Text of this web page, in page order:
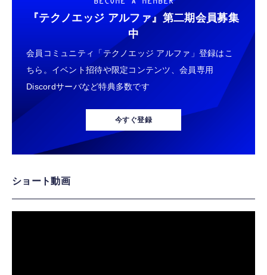
BECOME A MEMBER
『テクノエッジ アルファ』 第二期会員募集
中
会員コミュニティ「テクノエッジ アルファ」登録はこ
ちら。イベント招待や限定コンテンツ、会員専用
Discordサーバなど特典多数です
今すぐ登録
ショート動画